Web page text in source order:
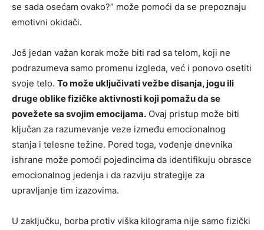
se sada osećam ovako?” može pomoći da se prepoznaju
emotivni okidači.
Još jedan važan korak može biti rad sa telom, koji ne
podrazumeva samo promenu izgleda, već i ponovo osetiti
svoje telo. To može uključivati vežbe disanja, jogu ili
druge oblike fizičke aktivnosti koji pomažu da se
povežete sa svojim emocijama. Ovaj pristup može biti
ključan za razumevanje veze između emocionalnog
stanja i telesne težine. Pored toga, vođenje dnevnika
ishrane može pomoći pojedincima da identifikuju obrasce
emocionalnog jedenja i da razviju strategije za
upravljanje tim izazovima.
U zaključku, borba protiv viška kilograma nije samo fizički